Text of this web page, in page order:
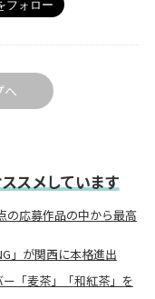
へ
スメしています
の応募作品の中から最高
」が関西に本格進出
ー「麦茶」「和紅茶」を